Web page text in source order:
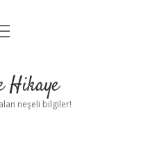
Uyarı
Hikaye
neşeli bilgiler!